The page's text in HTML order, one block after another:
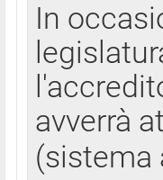
In
avverrà
(sistema